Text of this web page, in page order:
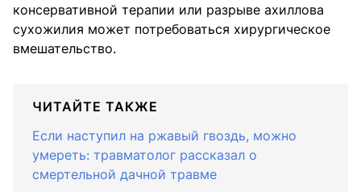
консервативной терапии или разрыве ахиллова
сухожилия может потребоваться хирургическое
вмешательство.
ЧИТАЙТЕ ТАКЖЕ
Если наступил на ржавый гвоздь, можно
умереть: травматолог рассказал о
смертельной дачной травме